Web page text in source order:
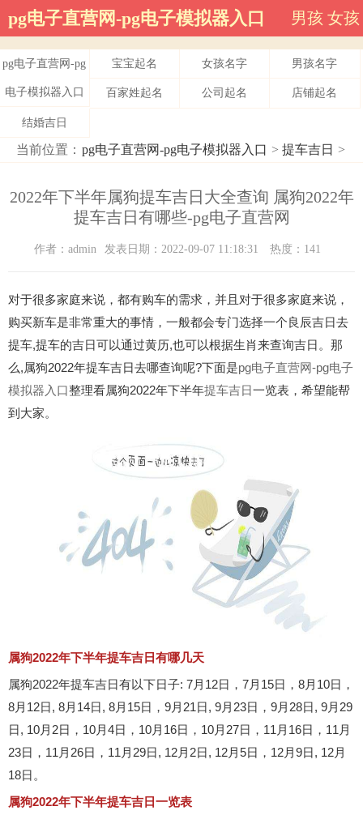
pg电子直营网-pg电子模拟器入口 男孩 女孩
pg电子直营网-pg
电子模拟器入口
宝宝起名 女孩名字 男孩名字
百家姓起名 公司起名 店铺起名
结婚吉日
当前位置： pg电子直营网-pg电子模拟器入口 > 提车吉日 >
2022年下半年属狗提车吉日大全查询 属狗2022年
提车吉日有哪些-pg电子直营网
作者：admin 发表日期：2022-09-07 11:18:31 热度：141
对于很多家庭来说，都有购车的需求，并且对于很多家庭来说，
购买新车是非常重大的事情，一般都会专门选择一个良辰吉日去
提车,提车的吉日可以通过黄历,也可以根据生肖来查询吉日。那
么,属狗2022年提车吉日去哪查询呢?下面是pg电子直营网-pg电子
模拟器入口整理看属狗2022年下半年提车吉日一览表，希望能帮
到大家。
属狗2022年下半年提车吉日有哪几天
属狗2022年提车吉日有以下日子: 7月12日，7月15日，8月10日，
8月12日, 8月14日, 8月15日，9月21日, 9月23日，9月28日, 9月29
日, 10月2日，10月4日，10月16日，10月27日，11月16日，11月
23日，11月26日，11月29日, 12月2日, 12月5日，12月9日, 12月
18日。
属狗2022年下半年提车吉日一览表